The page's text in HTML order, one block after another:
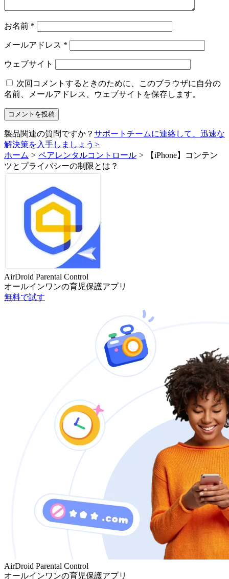
お名前 *
メールアドレス *
ウェブサイト
次回コメントするときのために、このブラウザに自分の
名前、メールアドレス、ウェブサイトを保存します。
製品関連の質問ですか？ サポートチームに連絡して、迅速な
解決策を入手しましょう >
ホーム > ペアレンタルコントロール > 【iPhone】コンテン
ツとプライバシーの制限とは？
AirDroid Parental Control
オールインワンの育児保護アプリ
無料で試す
AirDroid Parental Control
オールインワンの育児保護アプリ